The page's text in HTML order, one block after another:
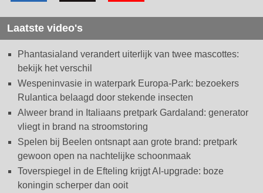
Laatste video's
Phantasialand verandert uiterlijk van twee mascottes:
bekijk het verschil
Wespeninvasie in waterpark Europa-Park: bezoekers
Rulantica belaagd door stekende insecten
Alweer brand in Italiaans pretpark Gardaland: generator
vliegt in brand na stroomstoring
Spelen bij Beelen ontsnapt aan grote brand: pretpark
gewoon open na nachtelijke schoonmaak
Toverspiegel in de Efteling krijgt AI-upgrade: boze
koningin scherper dan ooit